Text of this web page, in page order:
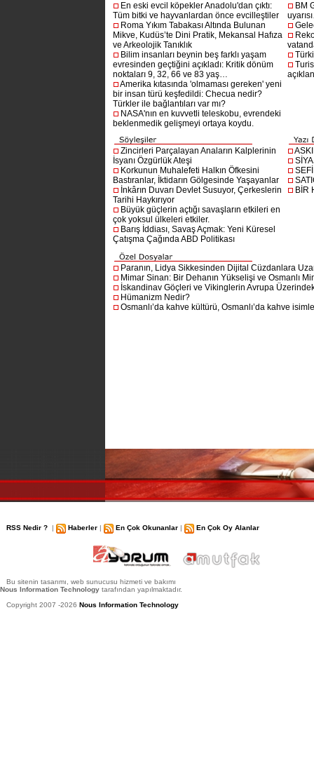
En eski evcil köpekler Anadolu'dan çıktı:
Tüm bitki ve hayvanlardan önce evcilleştiler
Roma Yıkım Tabakası Altında Bulunan
Mikve, Kudüs’te Dini Pratik, Mekansal Hafıza
ve Arkeolojik Tanıklık
Bilim insanları beynin beş farklı yaşam
evresinden geçtiğini açıkladı: Kritik dönüm
noktaları 9, 32, 66 ve 83 yaş…
Amerika kıtasında 'olmaması gereken' yeni
bir insan türü keşfedildi: Checua nedir?
Türkler ile bağlantıları var mı?
NASA'nın en kuvvetli teleskobu, evrendeki
beklenmedik gelişmeyi ortaya koydu.
BM
Zincirleri Parçalayan Anaların Kalplerinin
İsyanı Özgürlük Ateşi
Korkunun Muhalefeti Halkın Öfkesini
Bastıranlar, İktidarın Gölgesinde Yaşayanlar
İnkârın Duvarı Devlet Susuyor, Çerkeslerin
Tarihi Haykırıyor
Büyük güçlerin açtığı savaşların etkileri en
çok yoksul ülkeleri etkiler.
Barış İddiası, Savaş Açmak: Yeni Küresel
Çatışma Çağında ABD Politikası
BİR
Paranın, Lidya Sikkesinden Dijital Cüzdanlara
Mimar Sinan: Bir Dehanın Yükselişi ve Osmanlı
İskandinav Göçleri ve Vikinglerin Avrupa
Hümanizm Nedir?
Osmanlı’da kahve kültürü, Osmanlı’da kahve
RSS Nedir ? | Haberler | En Çok Okunanlar | En Çok Oy Alanlar
Bu sitenin tasarımı, web sunucusu hizmeti ve bakımı
Nous Information Technology tarafından yapılmaktadır.
Copyright 2007 -2026 Nous Information Technology